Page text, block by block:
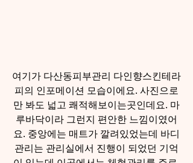
여기가 다산동피부관리 다인향스킨테라
피의 인포메이션 모습이에요. 사진으로
만 봐도 넓고 쾌적해보이는곳인데요. 마
루바닥이라 그런지 편안한 느낌이였어
요. 중앙에는 매트가 깔려있었는데 바디
관리는 관리실에서 진행이 되었던 기억